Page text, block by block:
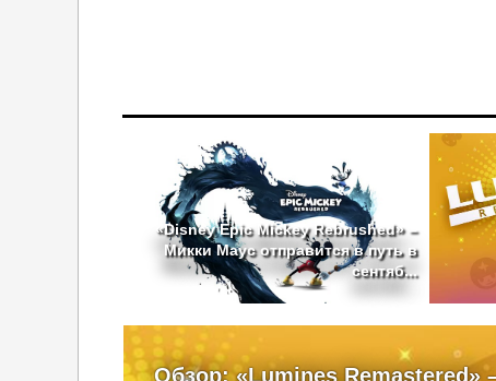
«Disney Epic Mickey Rebrushed» –
Микки Маус отправится в путь в
сентяб...
Обзор: «Lumines Remastered»